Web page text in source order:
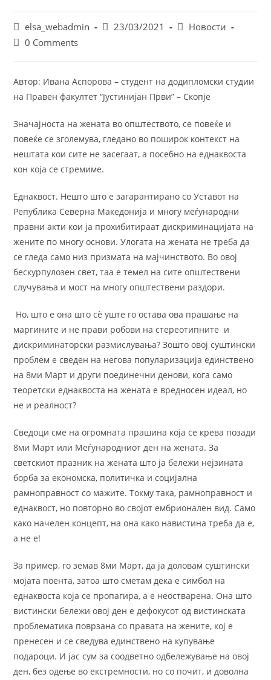
Post
author:
elsa_webadmin
Post23/03/2021
PostНовости
Post0 Comments
Автор: Ивана Аспорова – студент на додипломски студии
на Правен факултет “Јустинијан Први” – Скопје
Значајноста на жената во општеството, се повеќе и
повеќе се зголемува, гледано во поширок контекст на
нештата кои сите не засегаат, а посебно на еднаквоста
кон која се стремиме.
Еднаквост. Нешто што е загарантирано со Уставот на
Република Северна Македонија и многу меѓународни
правни акти кои ја прохибитираат дискриминацијата на
жените по многу основи. Улогата на жената не треба да
се гледа само низ призмата на мајчинството. Во овој
бескурпулозен свет, таа е темел на сите општествени
случувања и мост на многу општествени раздори.
Но, што е она што сѐ уште го остава ова прашање на
маргините и не прави робови на стереотипните и
дискриминаторски размислувања? Зошто овој суштински
проблем е сведен на негова популаризација единствено
на 8ми Март и други поединечни денови, кога само
теоретски еднаквоста на жената е вредносен идеал, но
не и реалност?
Сведоци сме на огромната прашина која се крева позади
8ми Март или Меѓународниот ден на жената. За
светскиот празник на жената што ја бележи нејзината
борба за економска, политичка и социјална
рамноправност со мажите. Токму така, рамноправност и
еднаквост, но повторно во својот ембрионален вид. Само
како начелен концепт, на она како навистина треба да е,
а не е!
За пример, го земав 8ми Март, да ја доловам суштински
мојата поента, затоа што сметам дека е симбол на
еднаквоста која се пропагира, а е неостварена. Она што
вистински бележи овој ден е дефокусот од вистинската
проблематика поврзана со правата на жените, кој е
пренесен и се сведува единствено на купување
подароци. И јас сум за соодветно одбележување на овој
ден, без одење во екстремности, но со почит, и доволна